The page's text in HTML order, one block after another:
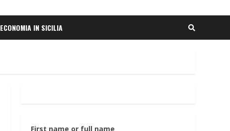
ECONOMIA IN SICILIA
First name or full name